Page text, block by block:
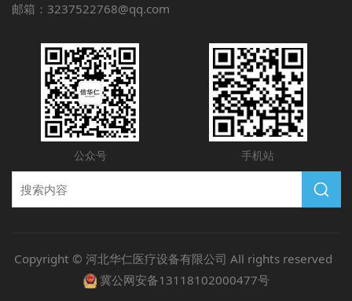
邮箱：3237522768@qq.com
公众号 手机站
Copyright © 河北华仁医疗设备有限公司 All rights reserved
冀公网安备13118102000477号